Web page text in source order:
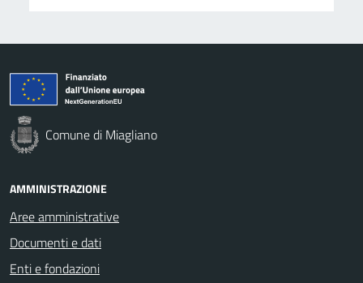
Comune di Miagliano
AMMINISTRAZIONE
Aree amministrative
Documenti e dati
Enti e fondazioni